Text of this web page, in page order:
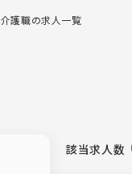
介護職の求人一覧
該当求人数